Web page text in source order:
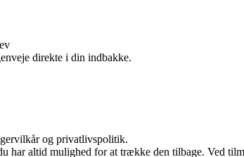
direkte i din indbakke.
og privatlivspolitik.
altid mulighed for at trække den tilbage. Ved